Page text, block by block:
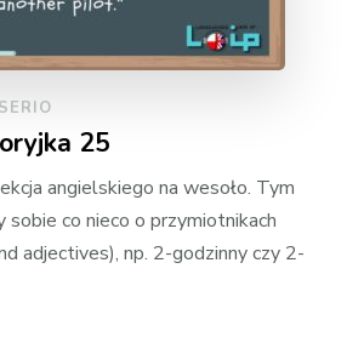
25
angielskiego na wesoło. Tym
sobie co nieco o przymiotnikach
adjectives), np. 2-godzinny czy 2-